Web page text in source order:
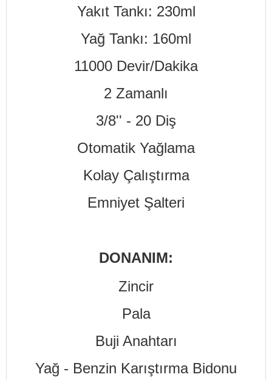
Yakıt Tankı: 230ml
Yağ Tankı: 160ml
11000 Devir/Dakika
2 Zamanlı
3/8'' - 20 Diş
Otomatik Yağlama
Kolay Çalıştırma
Emniyet Şalteri
DONANIM:
Zincir
Pala
Buji Anahtarı
Yağ - Benzin Karıştırma Bidonu